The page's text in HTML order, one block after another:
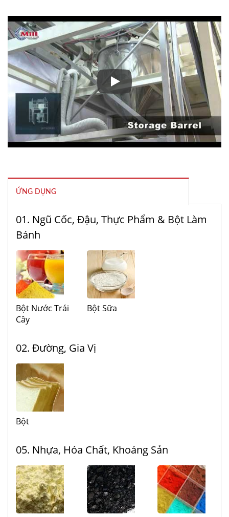
Hệ thống trộn bột sữa, lưu trữ,
ỨNG DỤNG
01. Ngũ Cốc, Đậu, Thực Phẩm & Bột Làm
Bánh
Bột Nước Trái
Cây
Bột Sữa
02. Đường, Gia Vị
Bột
05. Nhựa, Hóa Chất, Khoáng Sản